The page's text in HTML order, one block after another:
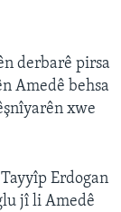
derbarê pirsa
Amedê behsa
xwe
Erdogan
jî li Amedê